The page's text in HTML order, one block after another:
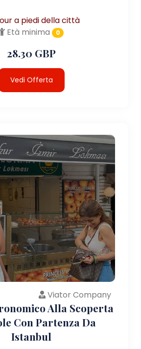
a piedi della città
Età minima
0
28.30 GBP
Vedi Offerta
Viator Company
Alla Scoperta
Con Partenza Da
Istanbul